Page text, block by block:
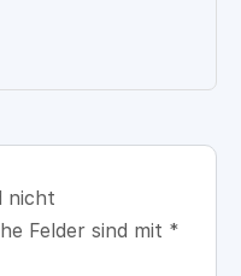
nicht
Felder sind mit *